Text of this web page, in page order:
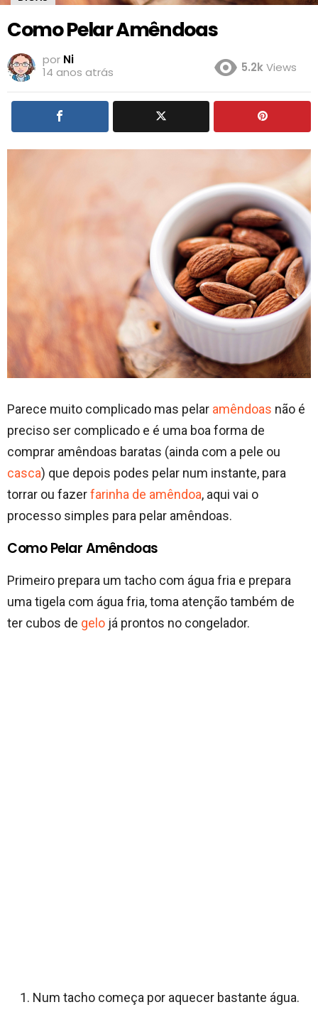
Como Pelar Amêndoas
por Ni
14 anos atrás
5.2kViews
Parece muito complicado mas pelar amêndoas não é
preciso ser complicado e é uma boa forma de
comprar amêndoas baratas (ainda com a pele ou
casca) que depois podes pelar num instante, para
torrar ou fazerfarinha de amêndoa, aqui vai o
processo simples para pelar amêndoas.
Como Pelar Amêndoas
Primeiro prepara um tacho com água fria e prepara
uma tigela com água fria, toma atenção também de
ter cubos de gelo já prontos no congelador.
Num tacho começa por aquecer bastante água.